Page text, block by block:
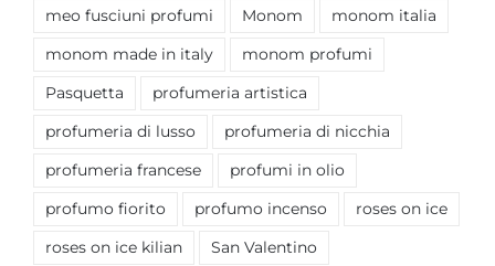
meo fusciuni profumi Monom monom italia
monom made in italy monom profumi
Pasquetta profumeria artistica
profumeria di lusso profumeria di nicchia
profumeria francese profumi in olio
profumo fiorito profumo incenso roses on ice
roses on ice kilian San Valentino